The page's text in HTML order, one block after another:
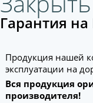
Гарантия
Продукция нашей
эксплуатации на
Вся продукция
производителя!